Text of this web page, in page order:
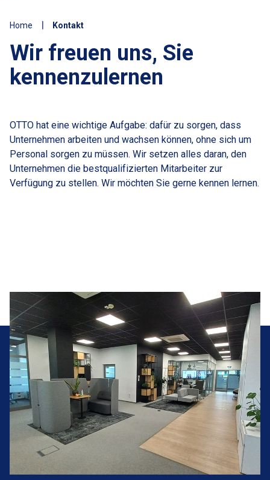
Home Kontakt
Wir freuen uns, Sie
kennenzulernen
OTTO hat eine wichtige Aufgabe: dafür zu sorgen, dass
Unternehmen arbeiten und wachsen können, ohne sich um
Personal sorgen zu müssen. Wir setzen alles daran, den
Unternehmen die bestqualifizierten Mitarbeiter zur
Verfügung zu stellen. Wir möchten Sie gerne kennen lernen.